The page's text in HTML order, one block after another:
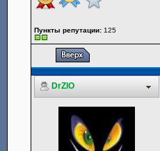
Пункты репутации: 125
DrZlO